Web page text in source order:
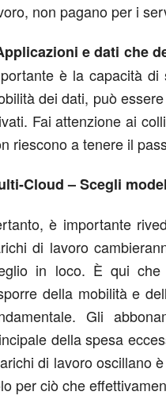
non pagano per i
e dati che
è la capacità
dei dati, può
Fai attenzione ai
riescono a tenere il
Cloud – Scegli
è importante
di lavoro
in loco. È qui che
della mobilità e
Gli
della spesa
di lavoro oscillano
per ciò che